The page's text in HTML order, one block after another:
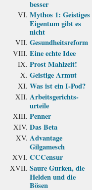
besser
Mythos 1: Geistiges
Eigentum gibt es
nicht
Gesundheits­reform
Eine echte Idee
Prost Mahlzeit!
Geistige Armut
Was ist ein I-Pod?
Arbeits­gerichts­
urteile
Penner
Das Beta
Advantage
Gilgamesch
CCCensur
Saure Gurken, die
Helden und die
Bösen